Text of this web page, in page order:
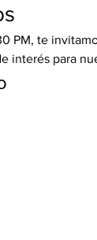
PM, te
interés para